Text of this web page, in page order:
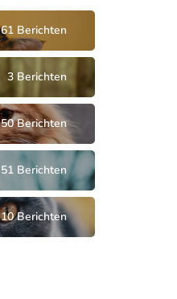
61 Berichten
3 Berichten
50 Berichten
51 Berichten
10 Berichten